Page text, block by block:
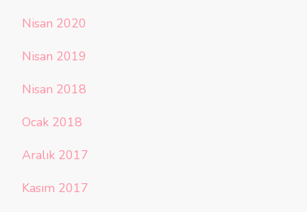
Nisan 2020
Nisan 2019
Nisan 2018
Ocak 2018
Aralık 2017
Kasım 2017